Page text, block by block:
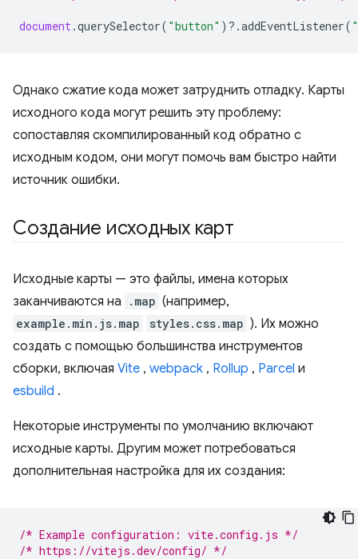
document.querySelector( "button" ) ? .addEventListener(
Однако сжатие кода может затруднить отладку. Карты
исходного кода могут решить эту проблему:
сопоставляя скомпилированный код обратно с
исходным кодом, они могут помочь вам быстро найти
источник ошибки.
Создание исходных карт
Исходные карты — это файлы, имена которых
заканчиваются на
.map (например,
example.min.js.map styles.css.map ). Их можно
создать с помощью большинства инструментов
сборки, включая Vite , webpack , Rollup , Parcel и
esbuild .
Некоторые инструменты по умолчанию включают
исходные карты. Другим может потребоваться
дополнительная настройка для их создания:
/* Example configuration: vite.config.js */
/* https://vitejs.dev/config/ */